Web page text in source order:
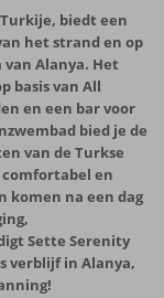
biedt een
het strand en op
Alanya. Het
basis van All
en een bar voor
bied je de
van de Turkse
comfortabel en
na een dag
Sette Serenity
verblijf in Alanya,